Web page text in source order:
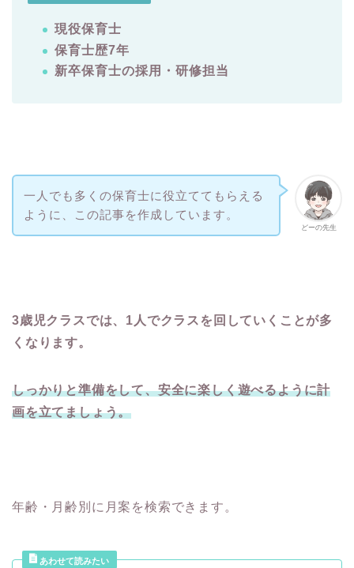
現役保育士
保育士歴7年
新卒保育士の採用・研修担当
どーの先生
一人でも多くの保育士に役立ててもらえる
ように、この記事を作成しています。
3歳児クラスでは、1人でクラスを回していくことが多
くなります。
しっかりと準備をして、安全に楽しく遊べるように計
画を立てましょう。
年齢・月齢別に月案を検索できます。